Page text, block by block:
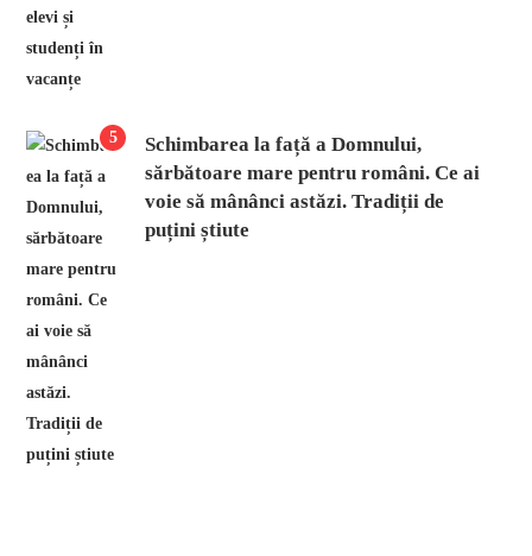
5
Schimbarea la față a Domnului,
sărbătoare mare pentru români. Ce ai
voie să mânânci astăzi. Tradiții de
puțini știute